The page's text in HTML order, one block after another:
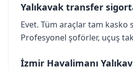
Yalıkavak transfer
Evet. Tüm araçlar tam kasko
Profesyonel şoförler, uçuş
İzmir Havalimanı